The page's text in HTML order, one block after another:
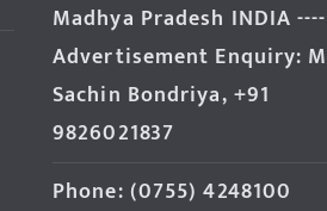
Madhya Pradesh INDIA ----
Advertisement Enquiry:
Sachin Bondriya, +91
9826021837
Phone: (0755) 4248100